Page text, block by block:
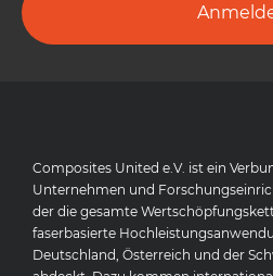
Composites United e.V. ist ein
Unternehmen und
der die gesamte
faserbasierte
Deutschland, Österreich und der